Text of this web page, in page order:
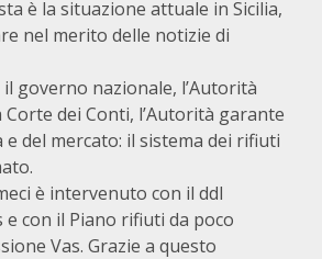
è la situazione attuale in Sicilia,
nel merito delle notizie di
governo nazionale, l’Autorità
dei Conti, l’Autorità garante
del mercato: il sistema dei rifiuti
è intervenuto con il ddl
e con il Piano rifiuti da poco
Vas. Grazie a questo